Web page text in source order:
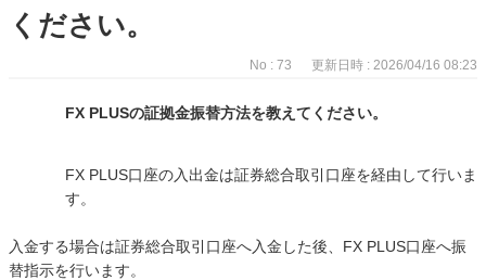
ください。
No : 73 更新日時 : 2026/04/16 08:23
FX PLUSの証拠金振替方法を教えてください。
FX PLUS口座の入出金は証券総合取引口座を経由して行いま
す。
入金する場合は証券総合取引口座へ入金した後、FX PLUS口座へ振
替指示を行います。